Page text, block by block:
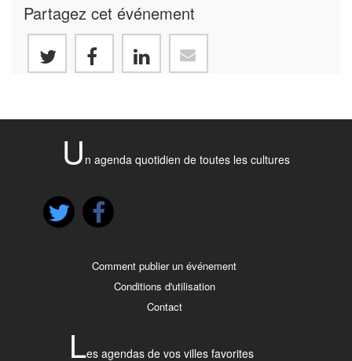
Partagez cet événement
U n agenda quotidien de toutes les cultures
Comment publier un événement
Conditions d'utilisation
Contact
Les agendas de vos villes favorites